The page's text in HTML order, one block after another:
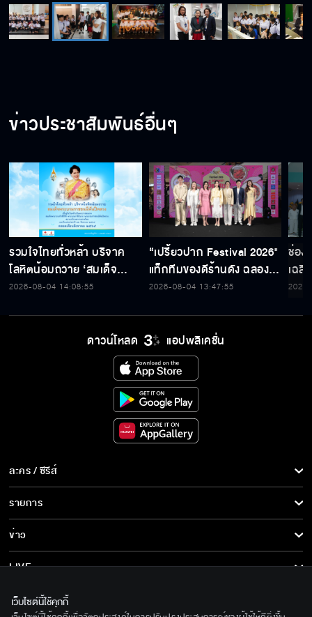
ข่าวประชาสัมพันธ์อื่นๆ
รวมใจไทยทั่วหล้า บริจาค
โลหิตน้อมถวาย ‘สมเด็จ
พระบรมราชชนนีพันปีหลวง’
2026-08-04 14:08:55
“เปรี้ยวปาก Festival 2026"
แท็กทีมของดีร้านดัง ฉลอง
ก้าวสู่ปีที่ 23
2026-08-04 13:47:55
ช่อง
เฉลิ
สมเ
ดาวน์โหลด แอปพลิเคชั่น
ละคร / ซีรีส์
ซีรีส์นานาชาติ
การ์ตูน & เกม
รายการ
ข่าว
ข่าวประชาสัมพันธ์
LIVE
เกี่ยวกับเรา
เว็บไซต์นี้ใช้คุกกี้